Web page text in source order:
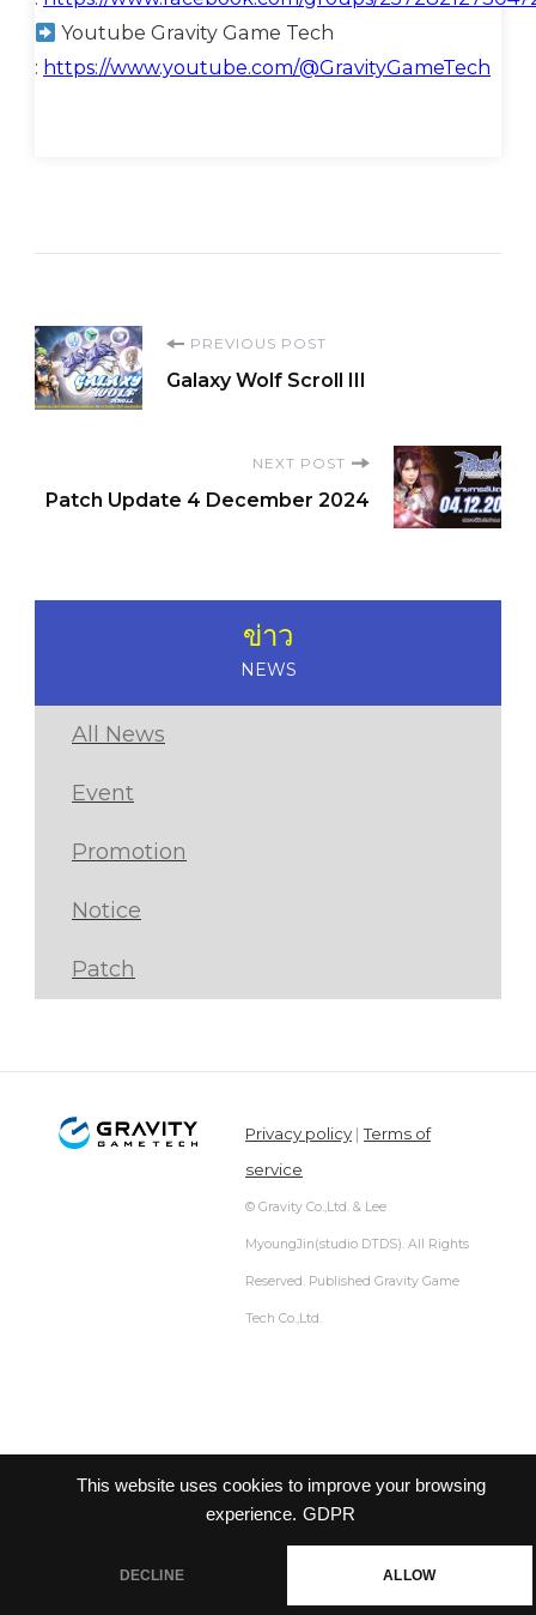
This website uses cookies to improve your browsing
experience. GDPR
DECLINE ALLOW
Youtube Gravity Game Tech
: https://www.youtube.com/@GravityGameTech
Post
Navigation
PREVIOUS POST
Galaxy Wolf Scroll III
NEXT POST
Patch Update 4 December 2024
ข่าว
NEWS
All News
Event
Promotion
Notice
Patch
Privacy policy |Terms of
service
© Gravity Co.,Ltd. & Lee
MyoungJin(studio DTDS). All Rights
Reserved. Published Gravity Game
Tech Co.,Ltd.